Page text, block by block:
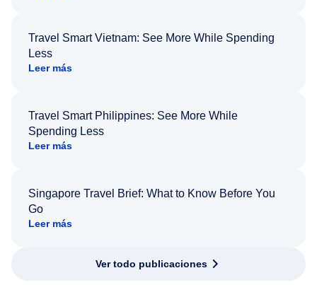
Travel Smart Vietnam: See More While Spending
Less
Leer más
Travel Smart Philippines: See More While
Spending Less
Leer más
Singapore Travel Brief: What to Know Before You
Go
Leer más
Ver todo publicaciones